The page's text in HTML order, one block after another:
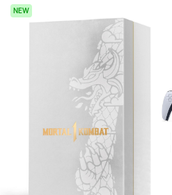
NEW